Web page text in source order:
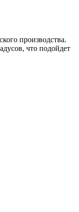
производства.
что подойдет